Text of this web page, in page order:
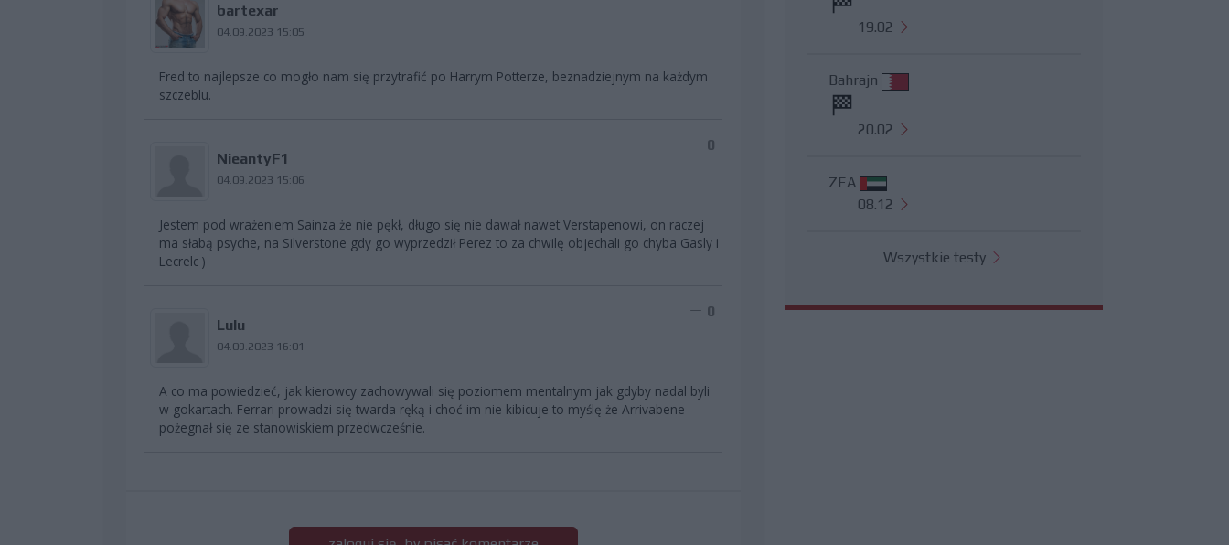
bartexar
04.09.2023 15:05
Fred to najlepsze co mogło nam się przytrafić po Harrym Potterze, beznadziejnym na każdym
szczeblu.
NieantyF1
04.09.2023 15:06
0
Jestem pod wrażeniem Sainza że nie pękł, długo się nie dawał nawet Verstapenowi, on raczej
ma słabą psyche, na Silverstone gdy go wyprzedził Perez to za chwilę objechali go chyba Gasly i
Lecrelc )
Lulu
04.09.2023 16:01
0
A co ma powiedzieć, jak kierowcy zachowywali się poziomem mentalnym jak gdyby nadal byli
w gokartach. Ferrari prowadzi się twarda ręką i choć im nie kibicuje to myślę że Arrivabene
pożegnał się ze stanowiskiem przedwcześnie.
19.02
Bahrajn
20.02
ZEA
08.12
Wszystkie testy